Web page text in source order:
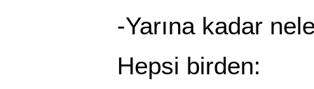
-Yarına kadar neler
Hepsi birden: